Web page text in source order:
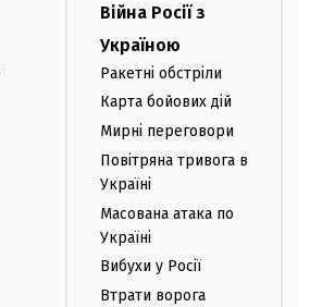
Війна Росії з
Україною
Ракетні обстріли
Карта бойових дій
Мирні переговори
Повітряна тривога в
Україні
Масована атака по
Україні
Вибухи у Росії
Втрати ворога